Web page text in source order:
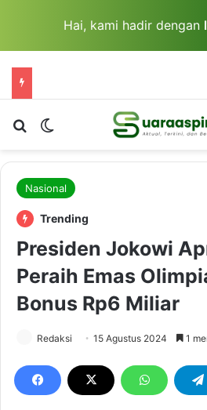
Hai, kami hadir dengan
Cari berita...Switch skin
Nasional
Trending
Presiden Jokowi
Peraih Emas
Bonus Rp6 Miliar
Redaksi 15 Agustus 2024 1